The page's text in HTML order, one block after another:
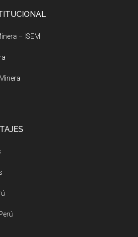
– ISEM